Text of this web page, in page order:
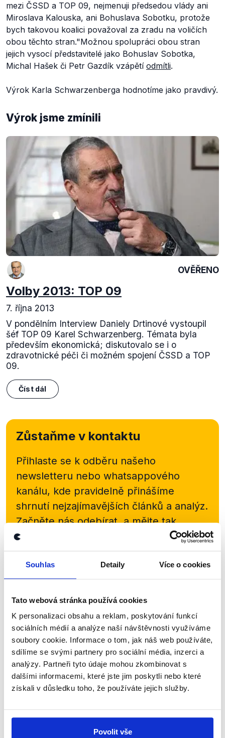
Souhlas Detaily Více o cookies
Tato webová stránka používá cookies
K personalizaci obsahu a reklam, poskytování funkcí
sociálních médií a analýze naší návštěvnosti využíváme
soubory cookie. Informace o tom, jak náš web používáte,
sdílíme se svými partnery pro sociální média, inzerci a
analýzy. Partneři tyto údaje mohou zkombinovat s
dalšími informacemi, které jste jim poskytli nebo které
získali v důsledku toho, že používáte jejich služby.
Povolit vše
mezi ČSSD a TOP 09, nejmenuji předsedou vlády ani
Miroslava Kalouska, ani Bohuslava Sobotku, protože
bych takovou koalici považoval za zradu na voličích
obou těchto stran."Možnou spolupráci obou stran
jejich vysocí představitelé jako Bohuslav Sobotka,
Michal Hašek či Petr Gazdík vzápětí odmítli.
Výrok Karla Schwarzenberga hodnotíme jako pravdivý.
Výrok jsme zmínili
OVĚŘENO
Volby 2013: TOP 09
7. října 2013
V pondělním Interview Daniely Drtinové vystoupil
šéf TOP 09 Karel Schwarzenberg. Témata byla
především ekonomická; diskutovalo se i o
zdravotnické péči či možném spojení ČSSD a TOP
09.
Číst dál
Zůstaňme v kontaktu
Přihlaste se k odběru našeho
newsletteru nebo whatsappového
kanálu, kde pravidelně přinášíme
shrnutí nejzajímavějších článků a analýz.
Začněte nás odebírat, a mějte tak
přehled o tom, jaké dezinformace a
nepravdy se zrovna v Česku šíří.
Newsletter
Sociální sítě
Nenechte si ujít nejnovější události
z Demagog.cz. Sdílením našich
příspěvků přátelům podpoříte naši